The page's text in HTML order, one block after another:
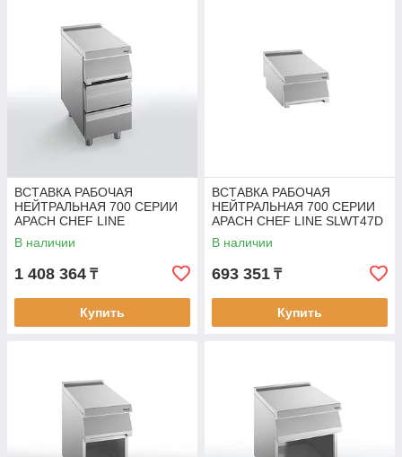
ВСТАВКА РАБОЧАЯ
НЕЙТРАЛЬНАЯ 700 СЕРИИ
APACH CHEF LINE
SLWT47CS2D
В наличии
1 408 364 ₸
Купить
ВСТАВКА РАБОЧАЯ
НЕЙТРАЛЬНАЯ 700 СЕРИИ
APACH CHEF LINE SLWT47D
В наличии
693 351 ₸
Купить